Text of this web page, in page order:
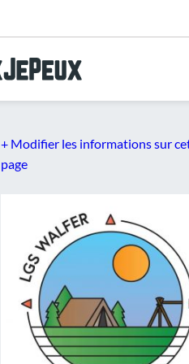
+ Modifier les informations sur
page